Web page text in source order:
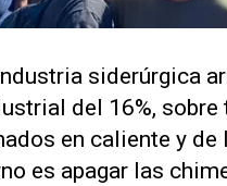
siderúrgica
del 16%, sobre
en caliente y de
es apagar las